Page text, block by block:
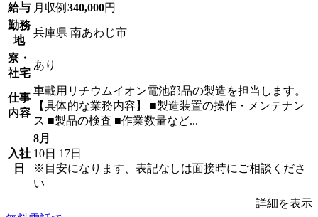
給与 月収例 340,000円
勤務
地
兵庫県 南あわじ市
寮・
社宅
あり
仕事
内容
車載用リチウムイオン電池部品の製造を担当します。
【具体的な業務内容】 ■製造装置の操作・メンテナン
ス ■製品の検査 ■作業数量など...
入社
日
8月
10日 17日
※目安になります、表記なしは面接時にご相談くださ
い
詳細を表示